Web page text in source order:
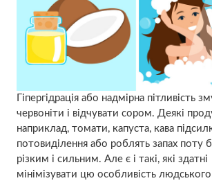
Гіпергідрація або надмірна пітливість
червоніти і відчувати сором. Деякі
наприклад, томати, капуста, кава
потовиділення або роблять запах поту
різким і сильним. Але є і такі, які здатні
мінімізувати цю особливість людського